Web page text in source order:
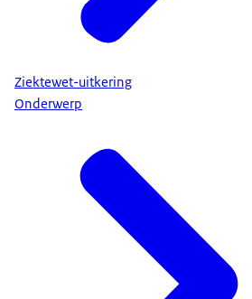
Ziektewet-uitkering
Onderwerp